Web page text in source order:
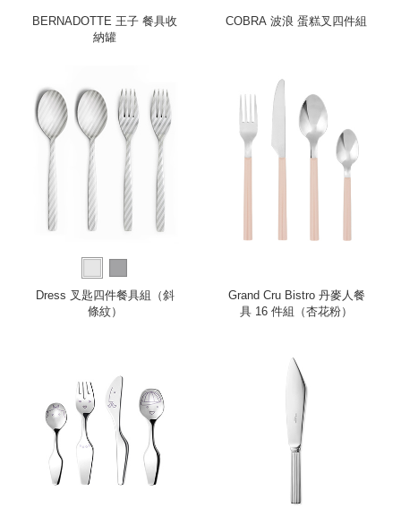
BERNADOTTE 王子 餐具收
納罐
COBRA 波浪 蛋糕叉四件組
Dress 叉匙四件餐具組（斜
條紋）
Grand Cru Bistro 丹麥人餐
具 16 件組（杏花粉）